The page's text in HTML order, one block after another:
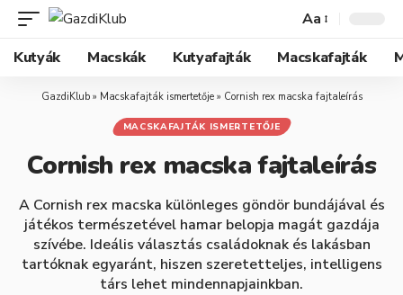
Aa
Kutyák
Macskák Kutyafajták Macskafajták
GazdiKlub» Macskafajták ismertetője» Cornish rex macska fajtaleírás
MACSKAFAJTÁK ISMERTETŐJE
Cornish rex macska fajtaleírás
A Cornish rex macska különleges göndör bundájával és
játékos természetével hamar belopja magát gazdája
szívébe. Ideális választás családoknak és lakásban
tartóknak egyaránt, hiszen szeretetteljes, intelligens
társ lehet mindennapjainkban.